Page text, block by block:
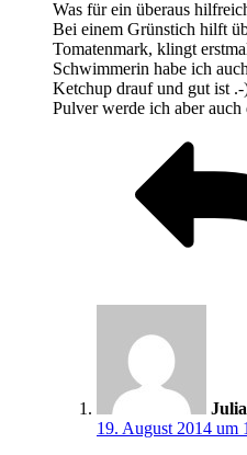
Was für ein überaus
Bei einem Grünstich hilft
Tomatenmark, klingt
Schwimmerin habe ich
Ketchup drauf und gut ist
Pulver werde ich aber auch
19. August 2014 um